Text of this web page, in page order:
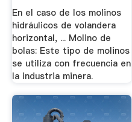
En el caso de los molinos
hidráulicos de volandera
horizontal, ... Molino de
bolas: Este tipo de molinos
se utiliza con frecuencia en
la industria minera.